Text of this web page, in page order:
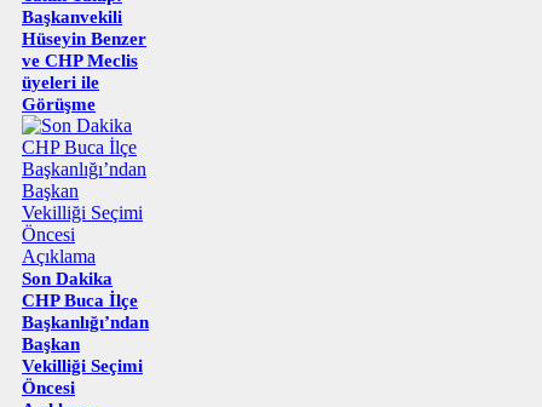
Başkanvekili
Hüseyin Benzer
ve CHP Meclis
üyeleri ile
Görüşme
Son Dakika
CHP Buca İlçe
Başkanlığı’ndan
Başkan
Vekilliği Seçimi
Öncesi